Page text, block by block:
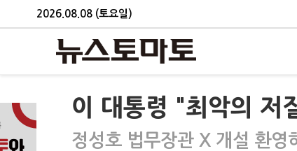
2026.08.08 (토요일)
이 대통령 "최악의 저
정성호 법무장관 X 개설 환영